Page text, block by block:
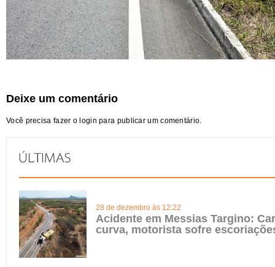
Deixe um comentário
Você precisa fazer o login para publicar um comentário.
28 de dezembro às 12:22
Acidente em Messias Targino:
curva, motorista sofre